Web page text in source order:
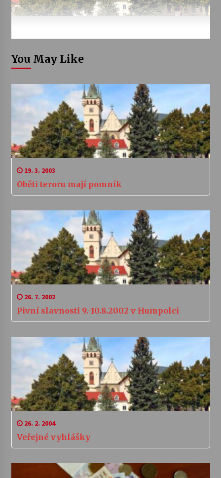
You May Like
19. 3. 2003
Oběti teroru mají pomník
26. 7. 2002
Pivní slavnosti 9.-10.8.2002 v Humpolci
26. 2. 2004
Veřejné vyhlášky